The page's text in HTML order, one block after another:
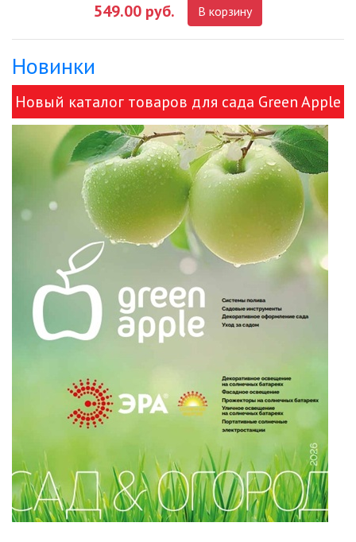
549.00 руб. В корзину
Новинки
Новый каталог товаров для сада Green Apple
и ЭРА!